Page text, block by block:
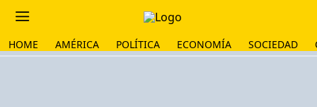
HOME AMÉRICA POLÍTICA ECONOMÍA SOCIEDAD